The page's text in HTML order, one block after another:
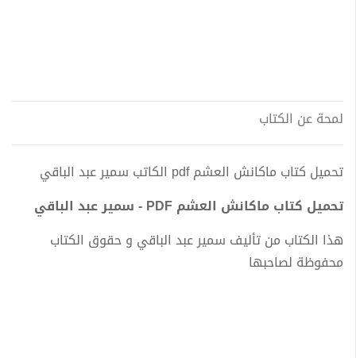
لمحة عن الكتاب
تحميل كتاب ماكانش العشم pdf الكاتب سمير عبد الباقي
تحميل كتاب ماكانش العشم PDF - سمير عبد الباقي
هذا الكتاب من تأليف سمير عبد الباقي و حقوق الكتاب
محفوظة لصاحبها